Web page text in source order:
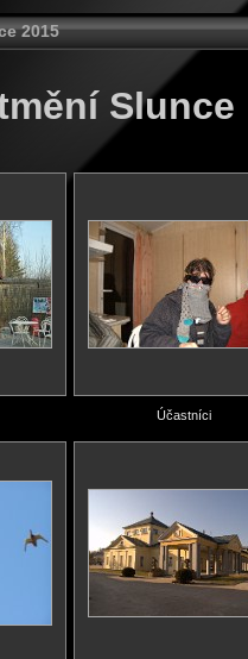
2015
Slunce
Účastníci